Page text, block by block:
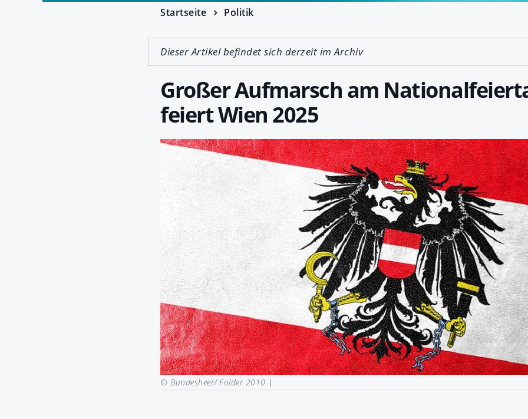
Startseite Politik
Dieser Artikel befindet sich derzeit im Archiv
Großer Aufmarsch am
feiert Wien 2025
© Bundesheer/ Folder 2010 |